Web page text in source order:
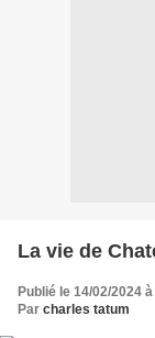
La vie de
Publié le 14/02/2024
Par charles tatum